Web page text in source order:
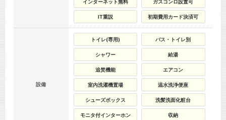
インターネット無料 ガスコンロ設置可
IT重説 初期費用カード決済可
設備
トイレ(専用) バス・トイレ別
シャワー 給湯
追焚機能 エアコン
室内洗濯機置場 温水洗浄便座
シューズボックス 洗髪洗面化粧台
モニタ付インターホン 収納